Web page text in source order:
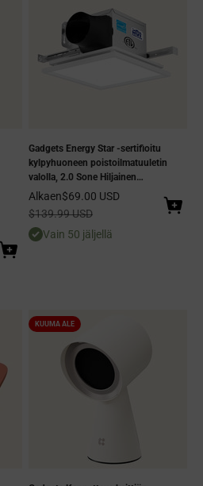
Gadgets Energy Star -sertifioitu
kylpyhuoneen poistoilmatuuletin
valolla, 2.0 Sone Hiljainen
kylpyhuonetuuletin ilmanvaihtoon -
Alennushinta
Alkaen$69.00 USD
Normaali hinta
$139.99 USD
Vain 50 jäljellä
KUUMA ALE